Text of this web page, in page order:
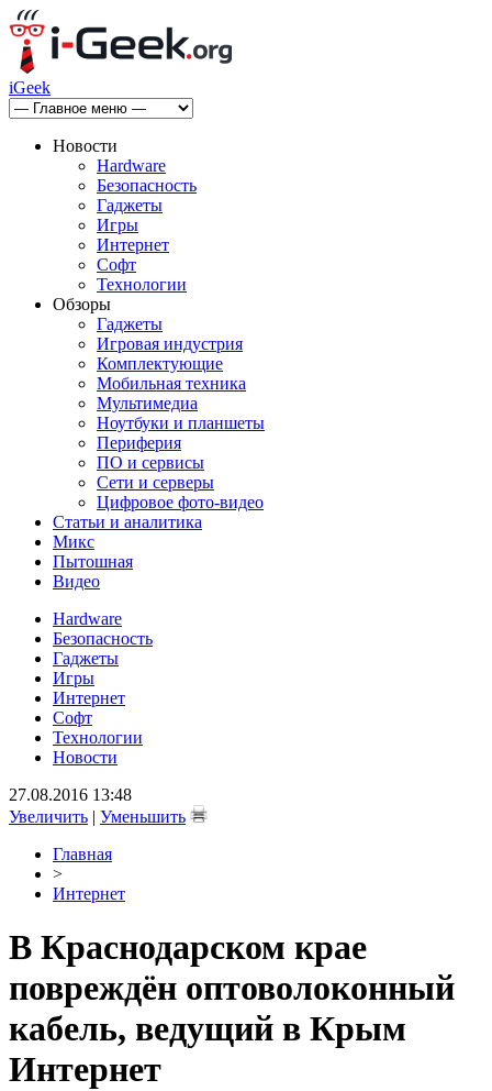
iGeek
Новости
Hardware
Безопасность
Гаджеты
Игры
Интернет
Софт
Технологии
Обзоры
Гаджеты
Игровая индустрия
Комплектующие
Мобильная техника
Мультимедиа
Ноутбуки и планшеты
Периферия
ПО и сервисы
Сети и серверы
Цифровое фото-видео
Статьи и аналитика
Микс
Пытошная
Видео
Hardware
Безопасность
Гаджеты
Игры
Интернет
Софт
Технологии
Новости
27.08.2016 13:48
Увеличить | Уменьшить
Главная
>
Интернет
В Краснодарском крае
повреждён оптоволоконный
кабель, ведущий в Крым
Интернет